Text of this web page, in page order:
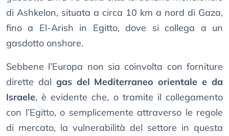
di Ashkelon, situata a circa 10 km a nord di Gaza,
fino a El-Arish in Egitto, dove si collega a un
gasdotto onshore.
Sebbene l’Europa non sia coinvolta con forniture
dirette dal gas del Mediterraneo orientale e da
Israele, è evidente che, o tramite il collegamento
con l’Egitto, o semplicemente attraverso le regole
di mercato, la vulnerabilità del settore in questa